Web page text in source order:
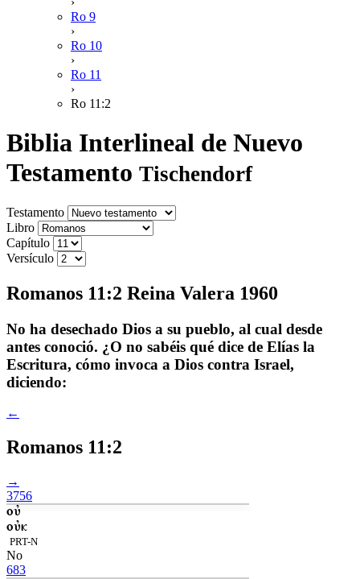
Ro 9
›
Ro 10
›
Ro 11
›
Ro 11:2
Biblia Interlineal de Nuevo
Testamento Tischendorf
Testamento
Libro
Capítulo
Versículo
Romanos 11:2 Reina Valera 1960
No ha desechado Dios a su pueblo, al cual desde
antes conoció. ¿O no sabéis qué dice de Elías la
Escritura, cómo invoca a Dios contra Israel,
diciendo:
←
Romanos 11:2
→
3756
οὐ
οὐκ
PRT-N
No
683